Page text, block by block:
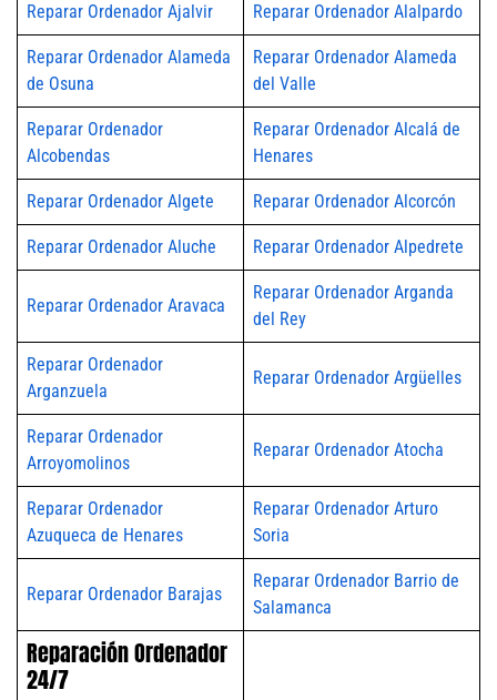
Reparar Ordenador Ajalvir Reparar Ordenador Alalpardo
Reparar Ordenador Alameda
de Osuna
Reparar Ordenador Alameda
del Valle
Reparar Ordenador
Alcobendas
Reparar Ordenador Alcalá de
Henares
Reparar Ordenador Algete Reparar Ordenador Alcorcón
Reparar Ordenador Aluche Reparar Ordenador Alpedrete
Reparar Ordenador Aravaca
Reparar Ordenador Arganda
del Rey
Reparar Ordenador
Arganzuela
Reparar Ordenador Argüelles
Reparar Ordenador
Arroyomolinos
Reparar Ordenador Atocha
Reparar Ordenador
Azuqueca de Henares
Reparar Ordenador Arturo
Soria
Reparar Ordenador Barajas
Reparar Ordenador Barrio de
Salamanca
Reparación Ordenador
24/7